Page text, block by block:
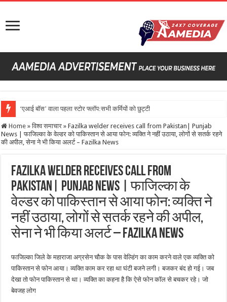
‘एआई बॉस’ वाला पहला स्टोर फ्लॉप:सभी कर्मियों को छुट्टी दी, देरी पर
Home » विश्व समाचार » Fazilka welder receives call from Pakistan| Punjab
News | फाजिल्का के वेल्डर को पाकिस्तान से आया फोन: व्यक्ति ने नहीं उठाया, लोगों से सतर्क रहने
की अपील, सेना ने भी किया अलर्ट – Fazilka News
Fazilka welder receives call from
Pakistan| Punjab News | फाजिल्का के
वेल्डर को पाकिस्तान से आया फोन: व्यक्ति ने
नहीं उठाया, लोगों से सतर्क रहने की अपील,
सेना ने भी किया अलर्ट – Fazilka News
फाजिल्का जिले के महाराजा अग्रसेन चौक के पास वेल्डिंग का काम करने वाले एक व्यक्ति को
पाकिस्तान से फोन आया। व्यक्ति काम कर रहा था घंटी बजने लगी। बजकर बंद हो गई। जब
देखा तो फोन पाकिस्तान से था। व्यक्ति का कहना है कि ऐसे फोन कॉल से बचकर रहे। जो
बेवजह लोग